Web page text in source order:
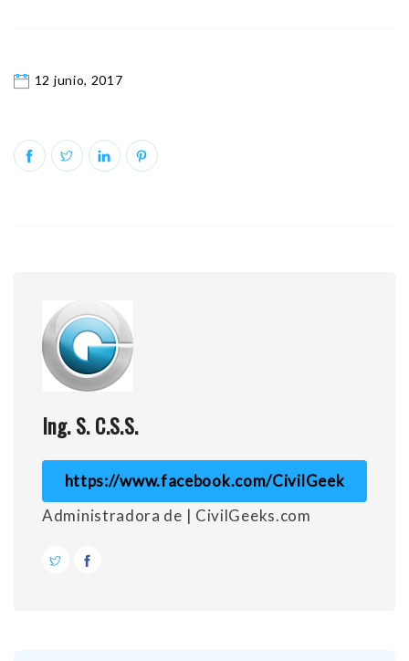
12 junio, 2017
Ing. S. C.S.S.
https://www.facebook.com/CivilGeek
Administradora de | CivilGeeks.com